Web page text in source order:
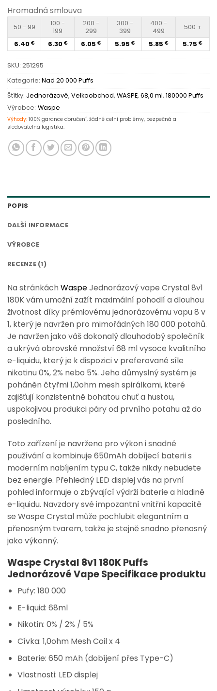
Hromadná smlouva
50 - 99
100 -
199
200 -
299
300 -
399
400 -
499
500 +
6.40 € 6.30 € 6.05 € 5.95 € 5.85 € 5.75 €
SKU: 251295
Kategorie: Nad 20 000 Puffs
Štítky: Jednorázové, Velkoobchod, WASPE, 68,0 ml, 180000 Puffs
Výrobce: Waspe
Výhody: 100% garance doručení, žádné celní problémy, bezpečná a
sledovatelná logistika.
POPIS
DALŠÍ INFORMACE
VÝROBCE
RECENZE (1)
Na stránkáchWaspeJednorázový vape Crystal 8v1
180K vám umožní zažít maximální pohodlí a dlouhou
životnost díky prémiovému jednorázovému vapu 8 v
1, který je navržen pro mimořádných 180 000 potahů.
Je navržen jako váš dokonalý dlouhodobý společník
a ukrývá obrovské množství 68 ml vysoce kvalitního
e-liquidu, který je k dispozici v preferované síle
nikotinu 0%, 2% nebo 5%. Jeho důmyslný systém je
poháněn čtyřmi 1,0ohm mesh spirálkami, které
zajišťují konzistentně bohatou chuť a hustou,
uspokojivou produkci páry od prvního potahu až do
posledního.
Toto zařízení je navrženo pro výkon i snadné
používání a kombinuje 650mAh dobíjecí baterii s
moderním nabíjením typu C, takže nikdy nebudete
bez energie. Přehledný LED displej vás na první
pohled informuje o zbývající výdrži baterie a hladině
e-liquidu. Navzdory své impozantní vnitřní kapacitě
se Waspe Crystal může pochlubit elegantním a
přenosným tvarem, takže je stejně snadno přenosný
jako výkonný.
Waspe Crystal 8v1 180K Puffs
Jednorázové Vape Specifikace produktu
Pufy: 180 000
E-liquid: 68ml
Nikotin: 0% / 2% / 5%
Cívka: 1,0ohm Mesh Coil x 4
Baterie: 650 mAh (dobíjení přes Type-C)
Vlastnosti: LED displej